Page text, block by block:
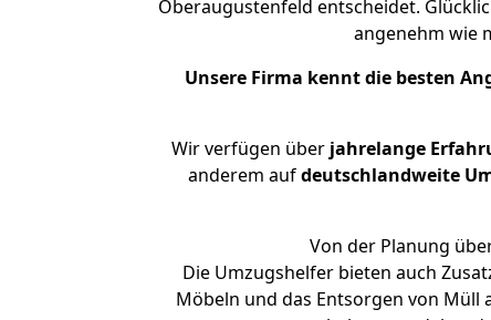
Oberaugustenfeld entscheidet.
angenehm wie
Unsere Firma kennt die besten
Wir verfügen überjahrelange
anderem aufdeutschlandweite
Von der Planung
Die Umzugshelfer bieten auch
Möbeln und das Entsorgen von Müll